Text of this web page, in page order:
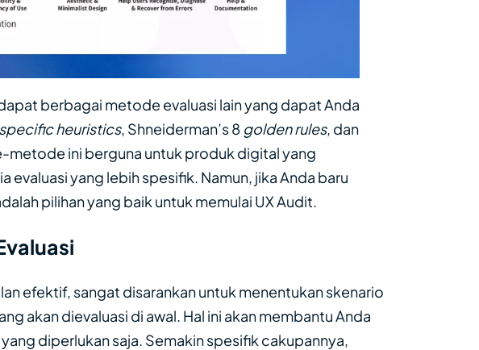
berbagai metode evaluasi lain yang dapat Anda
heuristics, Shneiderman’s 8 golden rules, dan
metode ini berguna untuk produk digital yang
evaluasi yang lebih spesifik. Namun, jika Anda baru
pilihan yang baik untuk memulai UX Audit.
efektif, sangat disarankan untuk menentukan skenario
akan dievaluasi di awal. Hal ini akan membantu Anda
diperlukan saja. Semakin spesifik cakupannya,